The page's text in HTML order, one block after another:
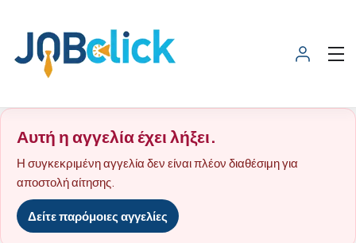
Αυτή η αγγελία έχει λήξει.
Η συγκεκριμένη αγγελία δεν είναι πλέον διαθέσιμη για
αποστολή αίτησης.
Δείτε παρόμοιες αγγελίες